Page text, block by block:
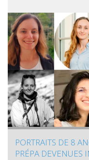
PORTRAITS DE 8
PRÉPA DEVENUES